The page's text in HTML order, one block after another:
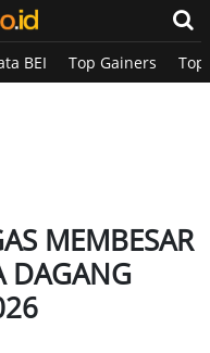
BEI Top Gainers Top
MEMBESAR
DAGANG